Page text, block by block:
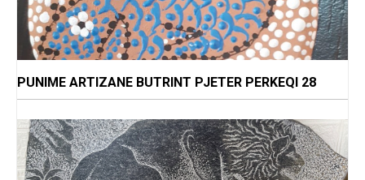
PUNIME ARTIZANE BUTRINT PJETER PERKEQI 28